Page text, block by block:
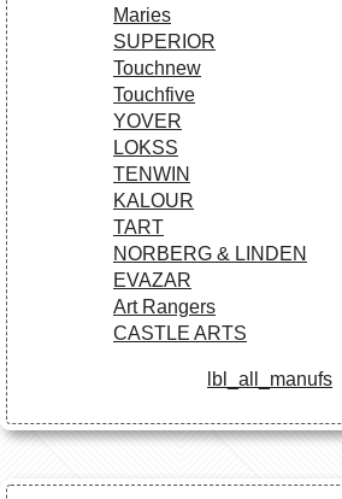
Maries
SUPERIOR
Touchnew
Touchfive
YOVER
LOKSS
TENWIN
KALOUR
TART
NORBERG & LINDEN
EVAZAR
Art Rangers
CASTLE ARTS
lbl_all_manufs